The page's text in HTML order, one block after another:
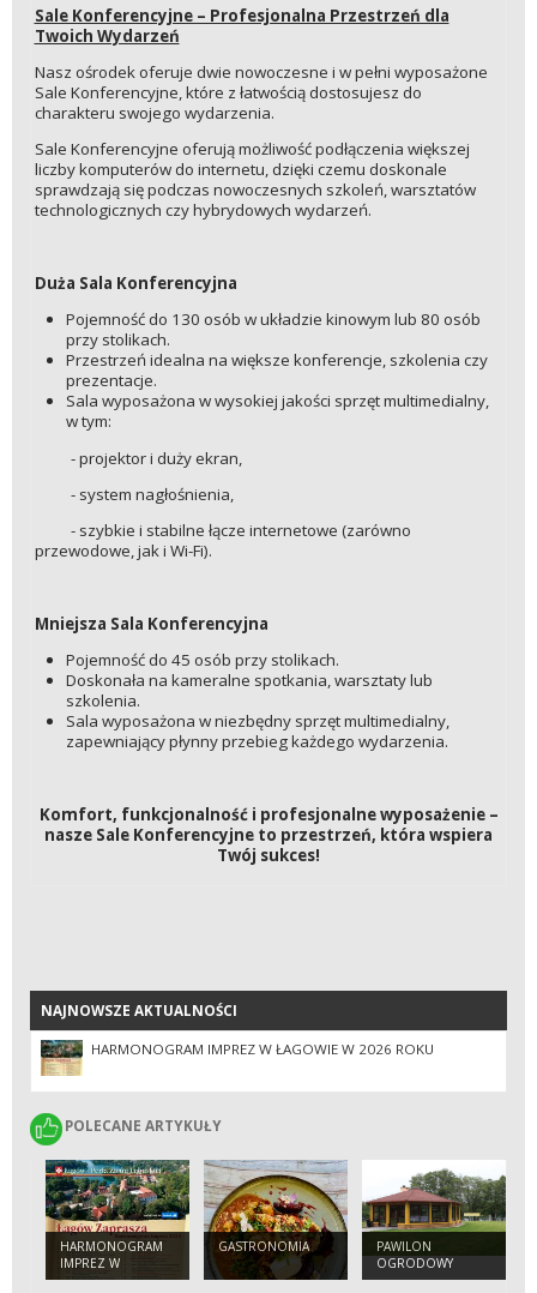
Sale Konferencyjne – Profesjonalna Przestrzeń dla
Twoich Wydarzeń
Nasz ośrodek oferuje dwie nowoczesne i w pełni wyposażone
Sale Konferencyjne, które z łatwością dostosujesz do
charakteru swojego wydarzenia.
Sale Konferencyjne oferują możliwość podłączenia większej
liczby komputerów do internetu, dzięki czemu doskonale
sprawdzają się podczas nowoczesnych szkoleń, warsztatów
technologicznych czy hybrydowych wydarzeń.
Duża Sala Konferencyjna
Pojemność do 130 osób w układzie kinowym lub 80 osób
przy stolikach.
Przestrzeń idealna na większe konferencje, szkolenia czy
prezentacje.
Sala wyposażona w wysokiej jakości sprzęt multimedialny,
w tym:
- projektor i duży ekran,
- system nagłośnienia,
- szybkie i stabilne łącze internetowe (zarówno
przewodowe, jak i Wi-Fi).
Mniejsza Sala Konferencyjna
Pojemność do 45 osób przy stolikach.
Doskonała na kameralne spotkania, warsztaty lub
szkolenia.
Sala wyposażona w niezbędny sprzęt multimedialny,
zapewniający płynny przebieg każdego wydarzenia.
Komfort, funkcjonalność i profesjonalne wyposażenie –
nasze Sale Konferencyjne to przestrzeń, która wspiera
Twój sukces!
NAJNOWSZE AKTUALNOŚCI
NAJNOWSZE AKTUALNOŚCI
HARMONOGRAM IMPREZ W ŁAGOWIE W 2026 ROKU
POLECANE ARTYKUŁY
POLECANE ARTYKUŁY
HARMONOGRAM
IMPREZ W
ŁAGOWIE W 2026
GASTRONOMIA
PAWILON
OGRODOWY